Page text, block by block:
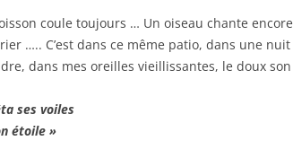
coule toujours … Un oiseau chante encore
….. C’est dans ce même patio, dans une nuit
dans mes oreilles vieillissantes, le doux son
ses voiles
étoile »